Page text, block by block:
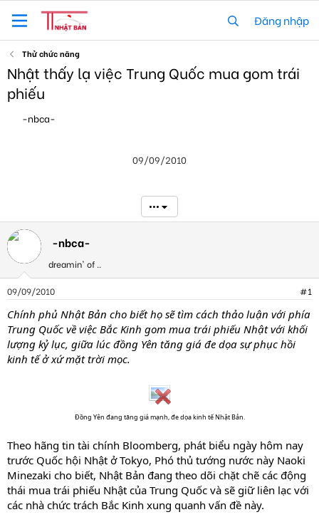
Đăng nhập
Thử chức năng
Nhật thấy lạ việc Trung Quốc mua gom trái
phiếu
h
r
t
r
-nbca-
09/09/2010
•••
-nbca-
dreamin' of ..
09/09/2010 #1
Chính phủ Nhật Bản cho biết họ sẽ tìm cách thảo luận với phía
Trung Quốc về việc Bắc Kinh gom mua trái phiếu Nhật với khối
lượng kỷ lục, giữa lúc đồng Yên tăng giá đe dọa sự phục hồi
kinh tế ở xứ mặt trời mọc.
Đồng Yên đang tăng giá mạnh, đe dọa kinh tế Nhật Bản.
Theo hãng tin tài chính Bloomberg, phát biểu ngày hôm nay
trước Quốc hội Nhật ở Tokyo, Phó thủ tướng nước này Naoki
Minezaki cho biết, Nhật Bản đang theo dõi chặt chẽ các động
thái mua trái phiếu Nhật của Trung Quốc và sẽ giữ liên lạc với
các nhà chức trách Bắc Kinh xung quanh vấn đề này.